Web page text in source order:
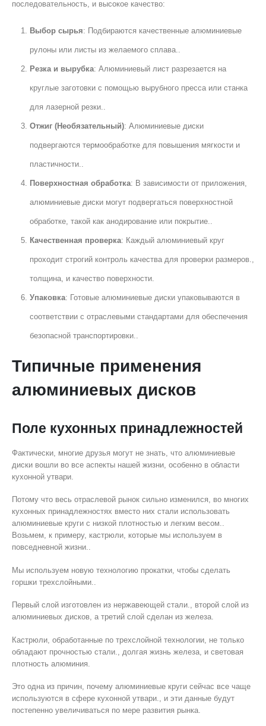
последовательность, и высокое качество:
Выбор сырья: Подбираются качественные алюминиевые
рулоны или листы из желаемого сплава..
Резка и вырубка: Алюминиевый лист разрезается на
круглые заготовки с помощью вырубного пресса или станка
для лазерной резки..
Отжиг (Необязательный): Алюминиевые диски
подвергаются термообработке для повышения мягкости и
пластичности..
Поверхностная обработка: В зависимости от приложения,
алюминиевые диски могут подвергаться поверхностной
обработке, такой как анодирование или покрытие..
Качественная проверка: Каждый алюминиевый круг
проходит строгий контроль качества для проверки размеров.,
толщина, и качество поверхности.
Упаковка: Готовые алюминиевые диски упаковываются в
соответствии с отраслевыми стандартами для обеспечения
безопасной транспортировки..
Типичные применения
алюминиевых дисков
Поле кухонных принадлежностей
Фактически, многие друзья могут не знать, что алюминиевые
диски вошли во все аспекты нашей жизни, особенно в области
кухонной утвари.
Потому что весь отраслевой рынок сильно изменился, во многих
кухонных принадлежностях вместо них стали использовать
алюминиевые круги с низкой плотностью и легким весом..
Возьмем, к примеру, кастрюли, которые мы используем в
повседневной жизни..
Мы используем новую технологию прокатки, чтобы сделать
горшки трехслойными..
Первый слой изготовлен из нержавеющей стали., второй слой из
алюминиевых дисков, а третий слой сделан из железа.
Кастрюли, обработанные по трехслойной технологии, не только
обладают прочностью стали., долгая жизнь железа, и световая
плотность алюминия.
Это одна из причин, почему алюминиевые круги сейчас все чаще
используются в сфере кухонной утвари., и эти данные будут
постепенно увеличиваться по мере развития рынка.